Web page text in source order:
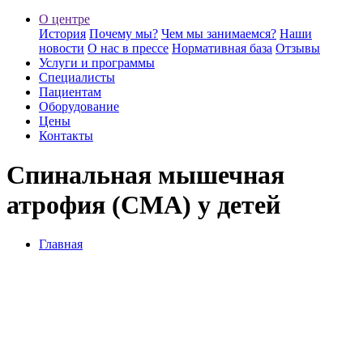
О центре
История Почему мы? Чем мы занимаемся? Наши
новости О нас в прессе Нормативная база Отзывы
Услуги и программы
Специалисты
Пациентам
Оборудование
Цены
Контакты
Спинальная мышечная
атрофия (СМА) у детей
Главная